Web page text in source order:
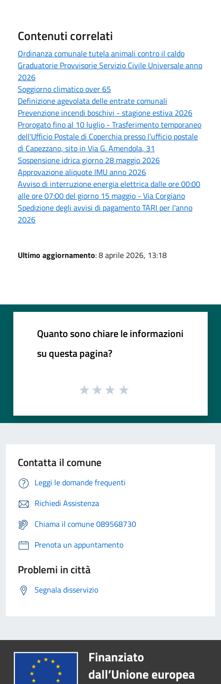
Contenuti correlati
Ordinanza comunale tutela animali contro il caldo
Graduatorie Provvisorie Servizio Civile Universale anno
2026
Soggiorno climatico over 65
Definizione agevolata delle entrate comunali
Prevenzione incendi boschivi - stagione estiva 2026
Prorogato fino al 10 luglio - Trasferimento temporaneo
dell'Ufficio Postale di Coperchia presso l’ufficio postale
di Capezzano, sito in Via G. Amendola, 31
Sospensione idrica giorno 28 maggio 2026
Approvazione aliquote IMU anno 2026
Avviso di interruzione energia elettrica dalle ore 00:00
alle ore 07:00 del giorno 15 maggio - Via Corgiano
Spedizione degli avvisi di pagamento TARI per l'anno
2026
Ultimo aggiornamento: 8 aprile 2026, 13:18
Quanto sono chiare le informazioni
su questa pagina?
Contatta il comune
Leggi le domande frequenti
Richiedi Assistenza
Chiama il comune 089568730
Prenota un appuntamento
Problemi in città
Segnala disservizio